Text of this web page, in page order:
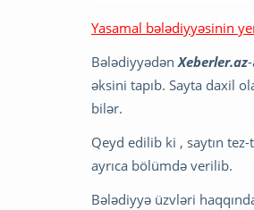
Yasamal bələdiyyəsinin
Bələdiyyədən Xeberler.az
əksini tapıb. Sayta daxil
bilər.
Qeyd edilib ki , saytın
ayrıca bölümdə verilib.
Bələdiyyə üzvləri